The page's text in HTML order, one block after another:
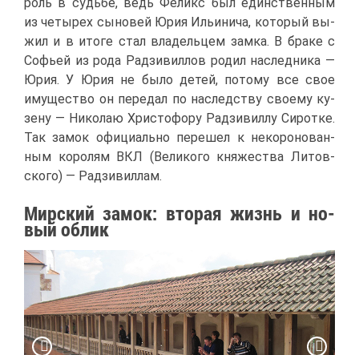
из че­ты­рех сы­но­вей Юрия Ильи­ни­ча, ко­то­рый вы­
жил и в ито­ге стал вла­дель­цем зам­ка. В бра­ке с
Со­фьей из ро­да Рад­зи­вил­лов ро­дил на­след­ни­ка —
Юрия. У Юрия не бы­ло де­тей, по­то­му все свое
иму­ще­ство он пе­ре­дал по на­след­ству сво­е­му ку­
зе­ну — Ни­ко­лаю Хри­сто­фо­ру Рад­зи­вил­лу Си­рот­ке.
Так за­мок офи­ци­аль­но пе­ре­шел к неко­ро­но­ван­
ным ко­ро­лям ВКЛ (Ве­ли­ко­го кня­же­ства Ли­тов­
ско­го) — Рад­зи­вил­лам.
Мир­ский за­мок: вто­рая жизнь и но­
вый об­лик